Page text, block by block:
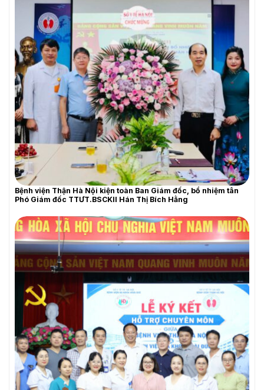
THƯ MỜI BÁO GIÁ
Bệnh viện Thận Hà Nội kiện toàn Ban Giám đốc, bổ nhiệm tân
Phó Giám đốc TTƯT.BSCKII Hán Thị Bích Hằng